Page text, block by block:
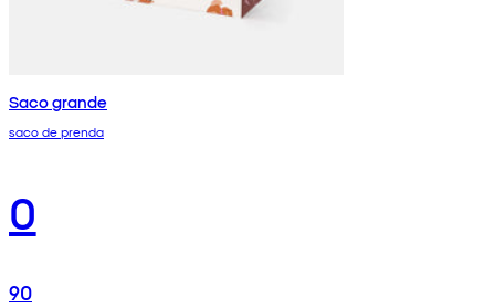
Saco grande
saco de prenda
0
90